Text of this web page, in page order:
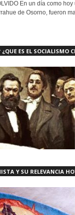
En un día como
de Osorno, fueron
ES EL SOCIALISMO
Y SU RELEVANCIA